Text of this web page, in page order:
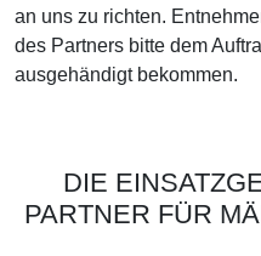
an uns zu richten.
des Partners bitte dem
ausgehändigt bekommen.
DIE
PARTNER FÜR